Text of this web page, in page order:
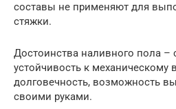
составы не применяют для
стяжки.
Достоинства наливного пола –
устойчивость к механическому
долговечность, возможность
своими руками.